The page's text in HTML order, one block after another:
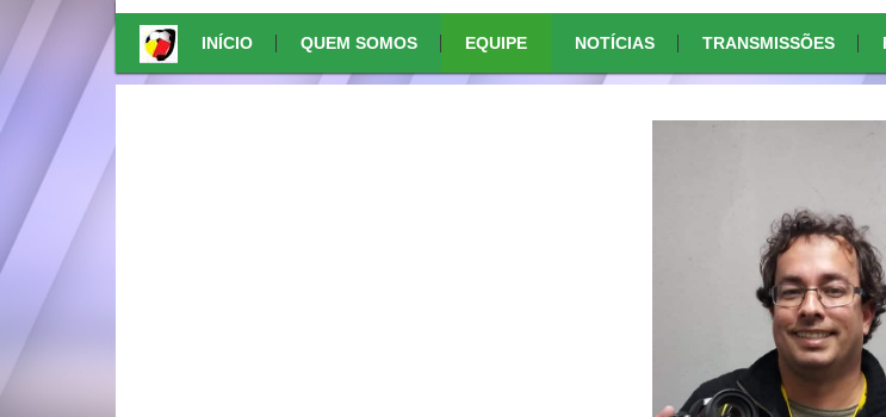
INÍCIO QUEM SOMOS EQUIPE NOTÍCIAS TRANSMISSÕES